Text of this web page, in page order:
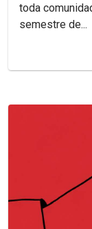
toda
semestre de...